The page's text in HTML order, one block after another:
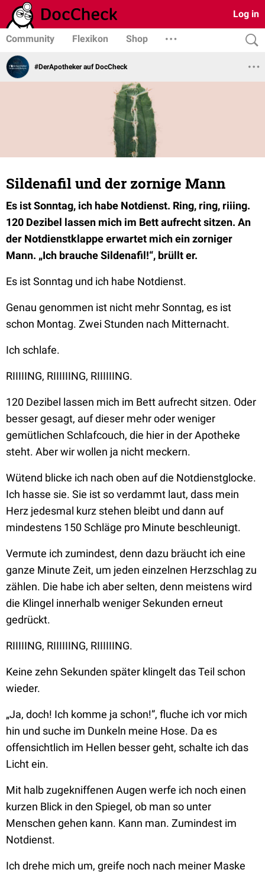
Log in
Community Flexikon Shop
#DerApotheker auf DocCheck
Sildenafil und der zornige Mann
Es ist Sonntag, ich habe Notdienst. Ring, ring, riiing.
120 Dezibel lassen mich im Bett aufrecht sitzen. An
der Notdienstklappe erwartet mich ein zorniger
Mann. „Ich brauche Sildenafil!“, brüllt er.
Es ist Sonntag und ich habe Notdienst.
Genau genommen ist nicht mehr Sonntag, es ist
schon Montag. Zwei Stunden nach Mitternacht.
Ich schlafe.
RIIIIING, RIIIIIING, RIIIIIING.
120 Dezibel lassen mich im Bett aufrecht sitzen. Oder
besser gesagt, auf dieser mehr oder weniger
gemütlichen Schlafcouch, die hier in der Apotheke
steht. Aber wir wollen ja nicht meckern.
Wütend blicke ich nach oben auf die Notdienstglocke.
Ich hasse sie. Sie ist so verdammt laut, dass mein
Herz jedesmal kurz stehen bleibt und dann auf
mindestens 150 Schläge pro Minute beschleunigt.
Vermute ich zumindest, denn dazu bräucht ich eine
ganze Minute Zeit, um jeden einzelnen Herzschlag zu
zählen. Die habe ich aber selten, denn meistens wird
die Klingel innerhalb weniger Sekunden erneut
gedrückt.
RIIIIING, RIIIIIING, RIIIIIING.
Keine zehn Sekunden später klingelt das Teil schon
wieder.
„Ja, doch! Ich komme ja schon!”, fluche ich vor mich
hin und suche im Dunkeln meine Hose. Da es
offensichtlich im Hellen besser geht, schalte ich das
Licht ein.
Mit halb zugekniffenen Augen werfe ich noch einen
kurzen Blick in den Spiegel, ob man so unter
Menschen gehen kann. Kann man. Zumindest im
Notdienst.
Ich drehe mich um, greife noch nach meiner Maske